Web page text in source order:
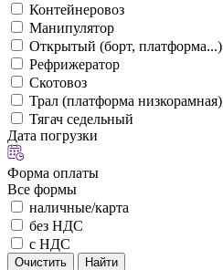
Контейнеровоз
Манипулятор
Открытый (борт, платформа...)
Рефрижератор
Скотовоз
Трал (платформа низкорамная)
Тягач седельный
Дата погрузки
Форма оплаты
Все формы
наличные/карта
без НДС
с НДС
Очистить Найти